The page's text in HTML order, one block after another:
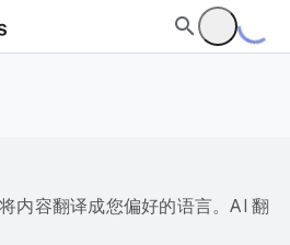
内容翻译成您偏好的语言。AI 翻